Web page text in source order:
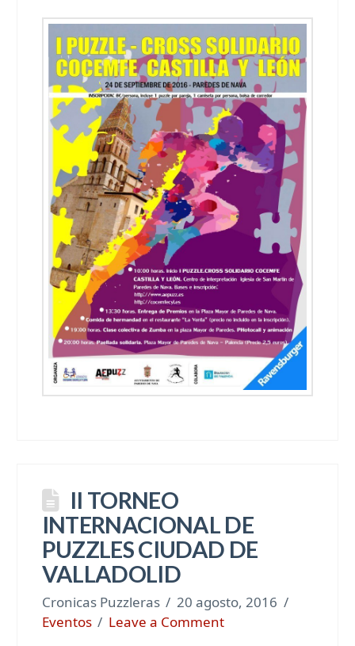
II TORNEO
INTERNACIONAL DE
PUZZLES CIUDAD DE
VALLADOLID
Cronicas Puzzleras
20 agosto, 2016
Eventos
Leave a Comment